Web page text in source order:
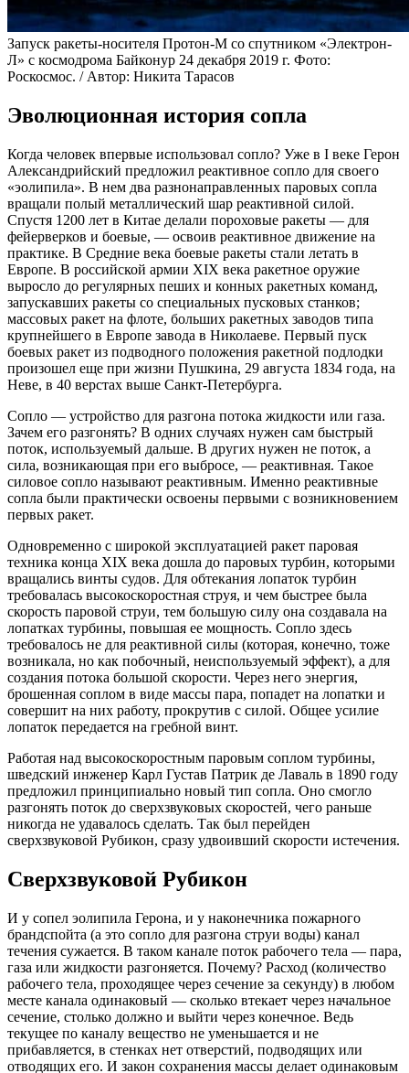
Запуск ракеты-носителя Протон-М со спутником «Электрон-
Л» с космодрома Байконур 24 декабря 2019 г. Фото:
Роскосмос. / Автор: Никита Тарасов
Эволюционная история сопла
Когда человек впервые использовал сопло? Уже в I веке Герон
Александрийский предложил реактивное сопло для своего
«эолипила». В нем два разнонаправленных паровых сопла
вращали полый металлический шар реактивной силой.
Спустя 1200 лет в Китае делали пороховые ракеты — для
фейерверков и боевые, — освоив реактивное движение на
практике. В Средние века боевые ракеты стали летать в
Европе. В российской армии ХIX века ракетное оружие
выросло до регулярных пеших и конных ракетных команд,
запускавших ракеты со специальных пусковых станков;
массовых ракет на флоте, больших ракетных заводов типа
крупнейшего в Европе завода в Николаеве. Первый пуск
боевых ракет из подводного положения ракетной подлодки
произошел еще при жизни Пушкина, 29 августа 1834 года, на
Неве, в 40 верстах выше Санкт-Петербурга.
Сопло — устройство для разгона потока жидкости или газа.
Зачем его разгонять? В одних случаях нужен сам быстрый
поток, используемый дальше. В других нужен не поток, а
сила, возникающая при его выбросе, — реактивная. Такое
силовое сопло называют реактивным. Именно реактивные
сопла были практически освоены первыми с возникновением
первых ракет.
Одновременно с широкой эксплуатацией ракет паровая
техника конца ХIX века дошла до паровых турбин, которыми
вращались винты судов. Для обтекания лопаток турбин
требовалась высокоскоростная струя, и чем быстрее была
скорость паровой струи, тем большую силу она создавала на
лопатках турбины, повышая ее мощность. Сопло здесь
требовалось не для реактивной силы (которая, конечно, тоже
возникала, но как побочный, неиспользуемый эффект), а для
создания потока большой скорости. Через него энергия,
брошенная соплом в виде массы пара, попадет на лопатки и
совершит на них работу, прокрутив с силой. Общее усилие
лопаток передается на гребной винт.
Работая над высокоскоростным паровым соплом турбины,
шведский инженер Карл Густав Патрик де Лаваль в 1890 году
предложил принципиально новый тип сопла. Оно смогло
разгонять поток до сверхзвуковых скоростей, чего раньше
никогда не удавалось сделать. Так был перейден
сверхзвуковой Рубикон, сразу удвоивший скорости истечения.
Сверхзвуковой Рубикон
И у сопел эолипила Герона, и у наконечника пожарного
брандспойта (а это сопло для разгона струи воды) канал
течения сужается. В таком канале поток рабочего тела — пара,
газа или жидкости разгоняется. Почему? Расход (количество
рабочего тела, проходящее через сечение за секунду) в любом
месте канала одинаковый — сколько втекает через начальное
сечение, столько должно и выйти через конечное. Ведь
текущее по каналу вещество не уменьшается и не
прибавляется, в стенках нет отверстий, подводящих или
отводящих его. И закон сохранения массы делает одинаковым